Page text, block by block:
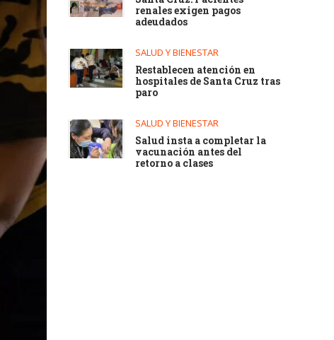
renales exigen pagos
adeudados
SALUD Y BIENESTAR
Restablecen atención en
hospitales de Santa Cruz tras
paro
SALUD Y BIENESTAR
Salud insta a completar la
vacunación antes del
retorno a clases